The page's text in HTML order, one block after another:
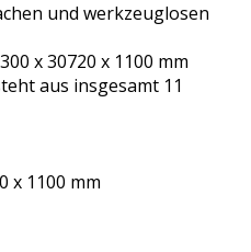
und werkzeuglosen
x 30720 x 1100 mm
aus insgesamt 11
x 1100 mm